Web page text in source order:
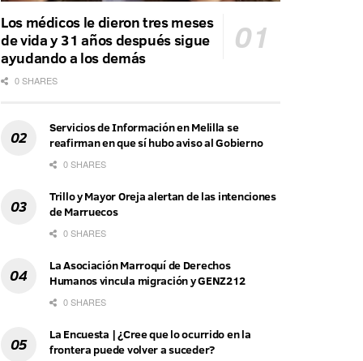
Los médicos le dieron tres meses
de vida y 31 años después sigue
ayudando a los demás
0 SHARES
Servicios de Información en Melilla se
reafirman en que sí hubo aviso al Gobierno
0 SHARES
Trillo y Mayor Oreja alertan de las intenciones
de Marruecos
0 SHARES
La Asociación Marroquí de Derechos
Humanos vincula migración y GENZ212
0 SHARES
La Encuesta | ¿Cree que lo ocurrido en la
frontera puede volver a suceder?